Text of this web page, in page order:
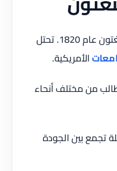
تأسست جامعة إنديانا في بلومنغتون عام 1820. تحتل
الأمريكية.
الجامعة أكثر من 40,000 طالب من مختلف أنحاء
تجمع بين الجودة